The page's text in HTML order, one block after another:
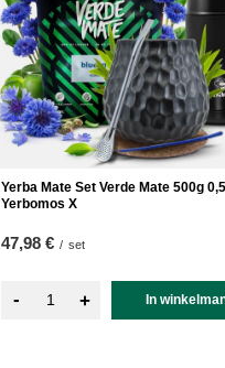
Yerba Mate Set Verde Mate 500g
Yerbomos X
47,98 € / set
- + In